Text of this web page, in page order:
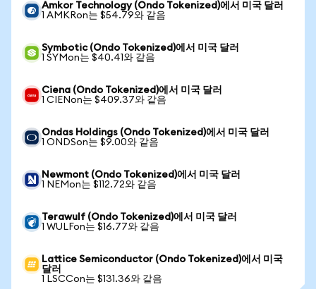
Amkor Technology (Ondo Tokenized)에서 미국 달러
1 AMKRon는 $54.79와 같음
Symbotic (Ondo Tokenized)에서 미국 달러
1 SYMon는 $40.41와 같음
Ciena (Ondo Tokenized)에서 미국 달러
1 CIENon는 $409.37와 같음
Ondas Holdings (Ondo Tokenized)에서 미국 달러
1 ONDSon는 $9.00와 같음
Newmont (Ondo Tokenized)에서 미국 달러
1 NEMon는 $112.72와 같음
Terawulf (Ondo Tokenized)에서 미국 달러
1 WULFon는 $16.77와 같음
Lattice Semiconductor (Ondo Tokenized)에서 미국
달러
1 LSCCon는 $131.36와 같음